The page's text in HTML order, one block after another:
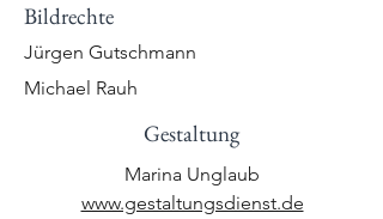
Bildrechte
Jürgen Gutschmann
Michael Rauh
Gestaltung
Marina Unglaub
www.gestaltungsdienst.de